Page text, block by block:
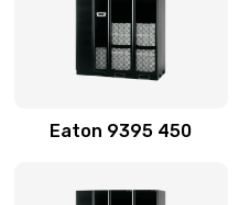
Eaton 9395 450